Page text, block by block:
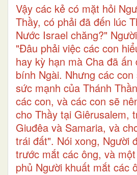
Vậy các kẻ có mặt hỏi
Thầy, có phải đã đến lúc
Nước Israel chăng?"
"Ðâu phải việc các con
hay kỳ hạn mà Cha đã ấn
bính Ngài. Nhưng các
sức mạnh của Thánh
các con, và các con sẽ
cho Thầy tại Giêrusalem,
Giuđêa và Samaria, và
trái đất". Nói xong, Người
trước mắt các ông, và
phủ Người khuất mắt các